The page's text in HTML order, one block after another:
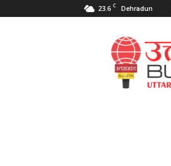
23.6 C Dehradun